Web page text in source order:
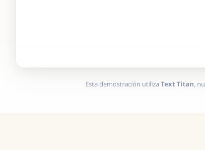
Esta demostración utilizaText Titan,